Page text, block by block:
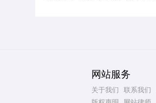
网站服务
关于我们 联系我们